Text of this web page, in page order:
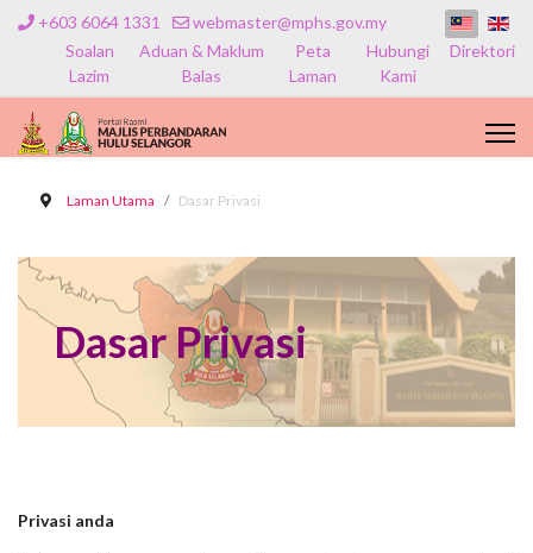
+603 6064 1331
webmaster@mphs.gov.my
Soalan
Lazim
Aduan & Maklum
Balas
Peta
Laman
Hubungi
Kami
Direktori
Laman Utama Dasar Privasi
Dasar Privasi
Privasi anda